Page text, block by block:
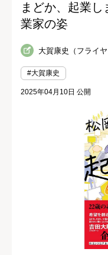
まどか、起業
業家の姿
大賀康史（フライヤ
#大賀康史
2025年04月10日 公開